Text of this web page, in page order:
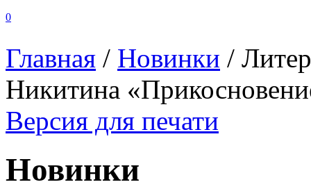
0
Главная / Новинки /
Никитина
Версия для печати
Новинки